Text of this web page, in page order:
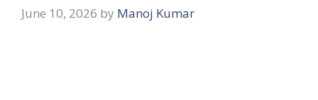
June 10, 2026 by Manoj Kumar